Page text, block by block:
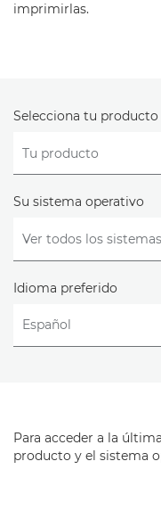
imprimirlas.
Selecciona tu producto
Su sistema operativo
Idioma preferido
Para acceder a la
producto y el sistema